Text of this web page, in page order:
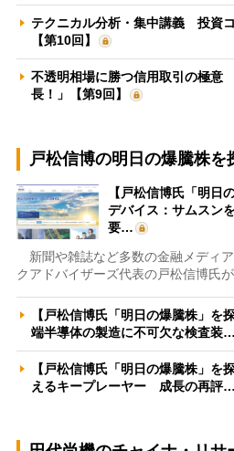
テクニカル分析・集中講義 投資
【第10回】
不透明相場に勝つ信用取引の極
長！」【第9回】
戸松信博の明日の爆騰株を
【戸松信博氏「明日
デバイス：サムスン
要…
新聞や雑誌など多数の金融メディ
クアドバイザーズ代表の戸松信博氏
【戸松信博氏「明日の爆騰株」を
端半導体の製造に不可欠な検査装…
【戸松信博氏「明日の爆騰株」を
えるキープレーヤー 成長の再評…